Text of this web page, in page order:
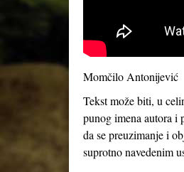
Momčilo Antonijević
Tekst može biti, u
punog imena autora i
da se preuzimanje i
suprotno navedenim